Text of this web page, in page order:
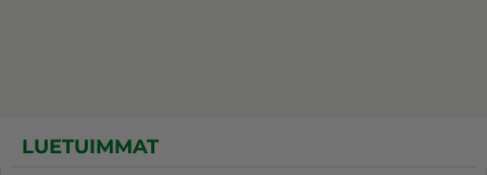
LUETUIMMAT